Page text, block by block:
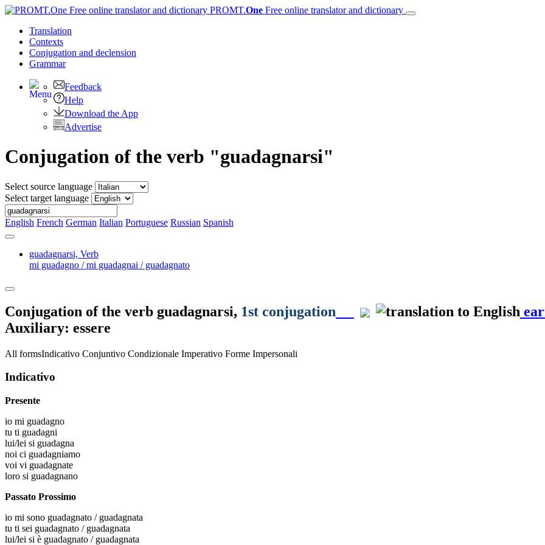
PROMT.One Free online translator and dictionary
Translation
Contexts
Conjugation and declension
Grammar
Feedback
Help
Download the App
Advertise
Conjugation of the verb "guadagnarsi"
Select source language
Select target language
English French German Italian Portuguese Russian Spanish
guadagnarsi, Verb
mi guadagno / mi guadagnai / guadagnato
Conjugation of the verb guadagnarsi, 1st conjugation
Auxiliary: essere
All formsIndicativo Conjuntivo Condizionale Imperativo Forme Impersonali
Indicativo
Presente
io mi guadagno
tu ti guadagni
lui/lei si guadagna
noi ci guadagniamo
voi vi guadagnate
loro si guadagnano
Passato Prossimo
io mi sono guadagnato / guadagnata
tu ti sei guadagnato / guadagnata
lui/lei si è guadagnato / guadagnata